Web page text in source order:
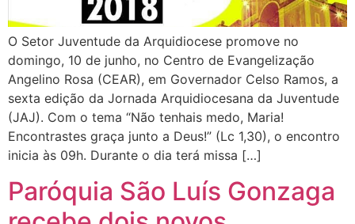
O Setor Juventude da Arquidiocese promove no
domingo, 10 de junho, no Centro de Evangelização
Angelino Rosa (CEAR), em Governador Celso Ramos, a
sexta edição da Jornada Arquidiocesana da Juventude
(JAJ). Com o tema “Não tenhais medo, Maria!
Encontrastes graça junto a Deus!” (Lc 1,30), o encontro
inicia às 09h. Durante o dia terá missa […]
Paróquia São Luís Gonzaga